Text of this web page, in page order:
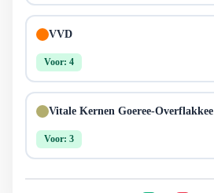
VVD
Voor: 4
Vitale Kernen Goeree-Overflakkee
Voor: 3